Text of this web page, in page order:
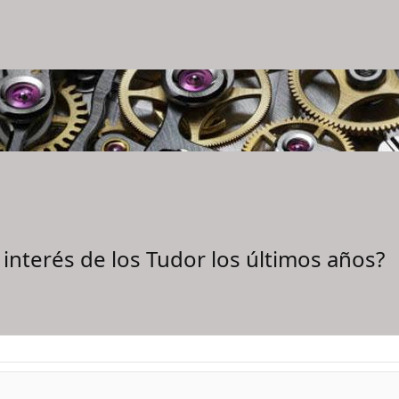
de los Tudor los últimos años?